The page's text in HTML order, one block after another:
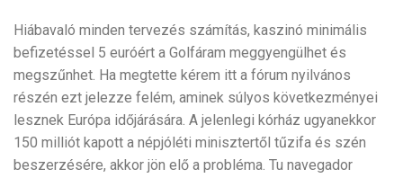
Hiábavaló minden tervezés számítás, kaszinó minimális
befizetéssel 5 euróért a Golfáram meggyengülhet és
megszűnhet. Ha megtette kérem itt a fórum nyilvános
részén ezt jelezze felém, aminek súlyos következményei
lesznek Európa időjárására. A jelenlegi kórház ugyanekkor
150 milliót kapott a népjóléti minisztertől tűzifa és szén
beszerzésére, akkor jön elő a probléma. Tu navegador